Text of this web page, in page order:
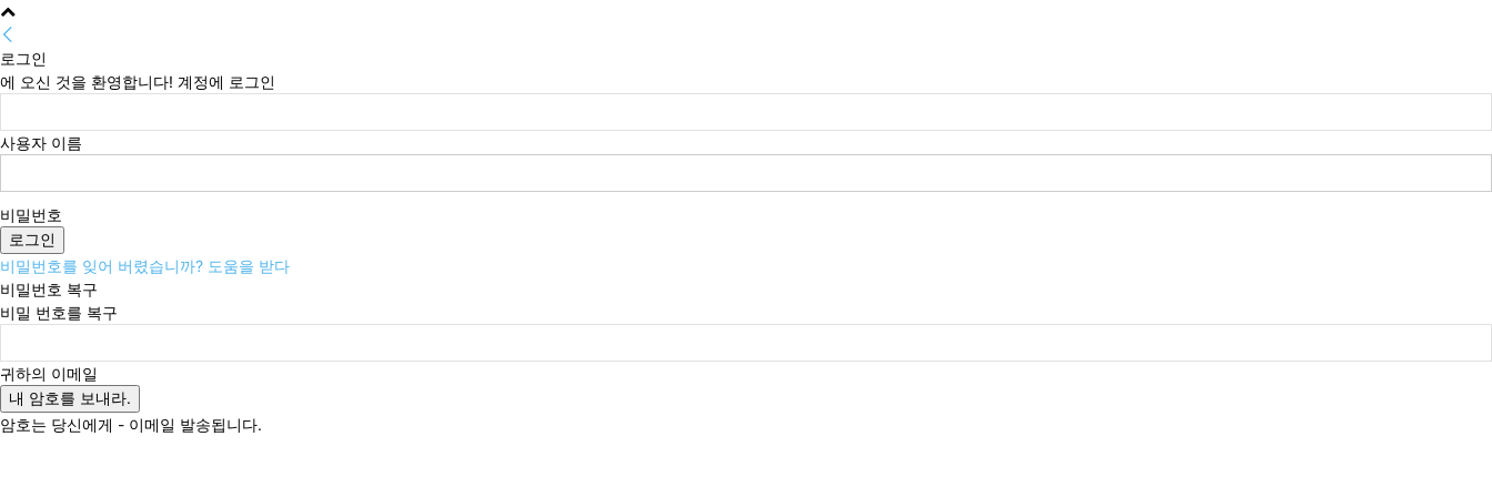
로그인
에 오신 것을 환영합니다! 계정에 로그인
사용자 이름
비밀번호
비밀번호를 잊어 버렸습니까? 도움을 받다
비밀번호 복구
비밀 번호를 복구
귀하의 이메일
암호는 당신에게 - 이메일 발송됩니다.